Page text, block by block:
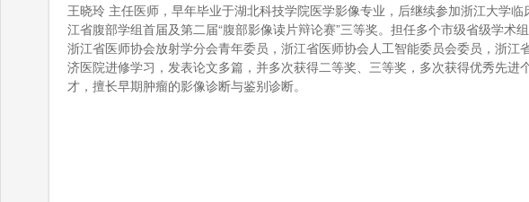
王晓玲 主任医师，早年毕业于湖北科技学院医学影像专业，后继续参加浙江大学
江省腹部学组首届及第二届“腹部影像读片辩论赛”三等奖。担任多个市级省级学
浙江省医师协会放射学分会青年委员，浙江省医师协会人工智能委员会委员，浙
济医院进修学习，发表论文多篇，并多次获得二等奖、三等奖，多次获得优秀先
才，擅长早期肿瘤的影像诊断与鉴别诊断。